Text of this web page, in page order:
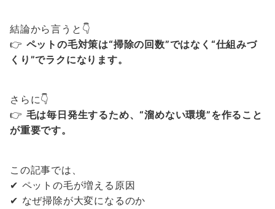
結論から言うと👇
👉 ペットの毛対策は“掃除の回数”ではなく“仕組みづ
くり”でラクになります。
さらに👇
👉 毛は毎日発生するため、“溜めない環境”を作ること
が重要です。
この記事では、
✔ ペットの毛が増える原因
✔ なぜ掃除が大変になるのか